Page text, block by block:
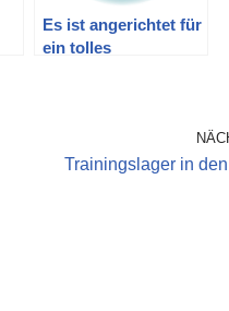
Es ist angerichtet für
ein tolles
Trainingslager in